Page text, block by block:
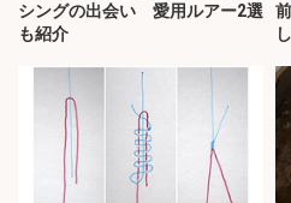
シングの出会い 愛用ルアー2選
も紹介